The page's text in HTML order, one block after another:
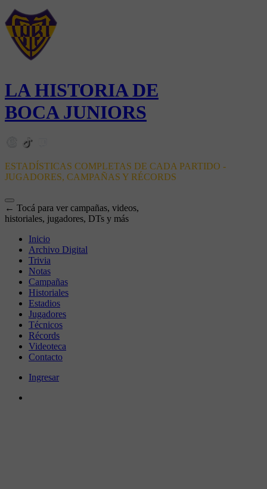
LA HISTORIA DE
BOCA JUNIORS
ESTADÍSTICAS COMPLETAS DE CADA PARTIDO -
JUGADORES, CAMPAÑAS Y RÉCORDS
← Tocá para ver campañas, videos,
historiales, jugadores, DTs y más
Inicio
Archivo Digital
Trivia
Notas
Campañas
Historiales
Estadios
Jugadores
Técnicos
Récords
Videoteca
Contacto
Ingresar